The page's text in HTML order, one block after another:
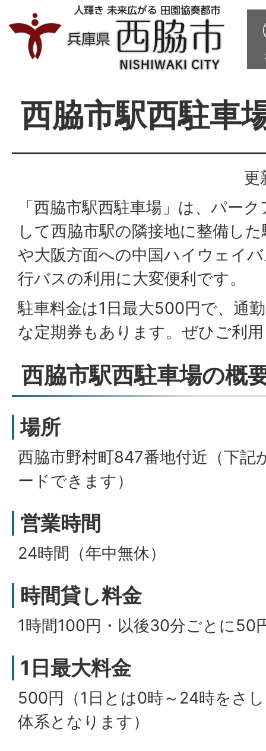
西脇市駅西駐車
更
「西脇市駅西駐車場」は、パー
して西脇市駅の隣接地に整備し
や大阪方面への中国ハイウェイ
行バスの利用に大変便利です。
駐車料金は1日最大500円で、通
な定期券もあります。ぜひご利
西脇市駅西駐車場の概
場所
西脇市野村町847番地付近（下記
ードできます）
営業時間
24時間（年中無休）
時間貸し料金
1時間100円・以後30分ごとに50
1日最大料金
500円（1日とは0時～24時をさ
体系となります）